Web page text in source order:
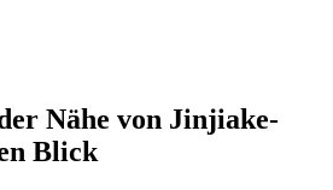
Nähe von Jinjiake-
Blick